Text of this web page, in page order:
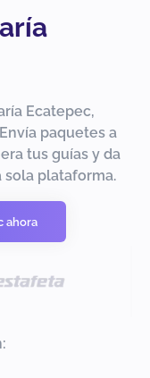
Ecatepec,
paquetes a
tus guías y da
plataforma.
ahora